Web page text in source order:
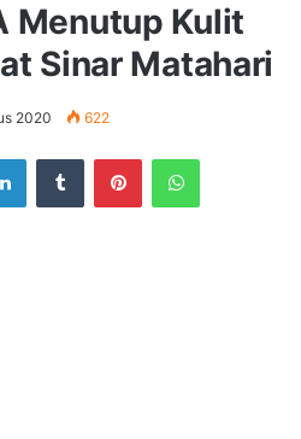
Menutup Kulit
Sinar Matahari
2020 622
LinkedInTumblrPinterestWhatsApp